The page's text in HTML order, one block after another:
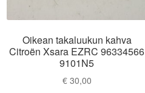
Oikean takaluukun kahva
Citroën Xsara EZRC 96334566
9101N5
€30,00